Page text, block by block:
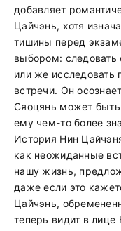
добавляет
Цайчэнь, хотя
тишины перед
выбором: следовать
или же исследовать
встречи. Он
Сяоцянь может быть
ему чем-то более
История Нин
как неожиданные
нашу жизнь,
даже если это
Цайчэнь,
теперь видит в лице